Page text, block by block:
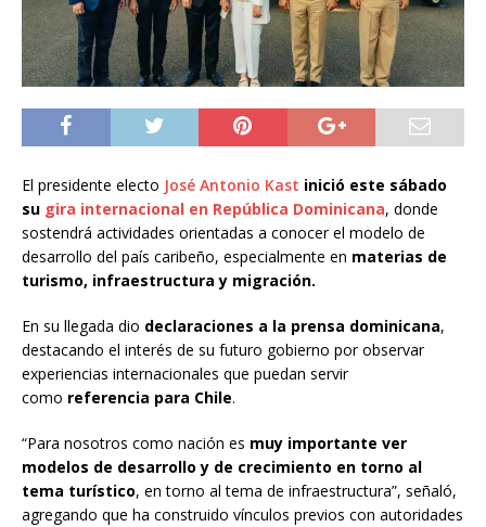
El presidente electo José Antonio Kast inició este sábado
su gira internacional en República Dominicana, donde
sostendrá actividades orientadas a conocer el modelo de
desarrollo del país caribeño, especialmente en materias de
turismo, infraestructura y migración.
En su llegada dio declaraciones a la prensa dominicana,
destacando el interés de su futuro gobierno por observar
experiencias internacionales que puedan servir
como referencia para Chile.
“Para nosotros como nación es muy importante ver
modelos de desarrollo y de crecimiento en torno al
tema turístico, en torno al tema de infraestructura”, señaló,
agregando que ha construido vínculos previos con autoridades